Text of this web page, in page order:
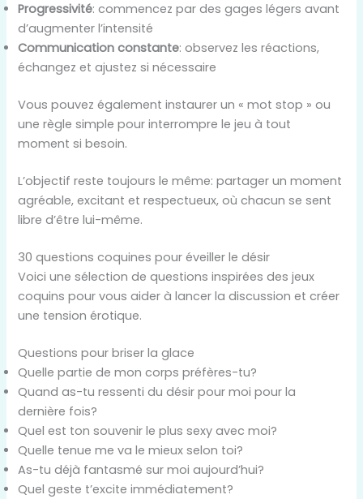
Progressivité: commencez par des gages légers avant
d’augmenter l’intensité
Communication constante: observez les réactions,
échangez et ajustez si nécessaire
Vous pouvez également instaurer un « mot stop » ou
une règle simple pour interrompre le jeu à tout
moment si besoin.
L’objectif reste toujours le même: partager un moment
agréable, excitant et respectueux, où chacun se sent
libre d’être lui-même.
30 questions coquines pour éveiller le désir
Voici une sélection de questions inspirées des jeux
coquins pour vous aider à lancer la discussion et créer
une tension érotique.
Questions pour briser la glace
Quelle partie de mon corps préfères-tu?
Quand as-tu ressenti du désir pour moi pour la
dernière fois?
Quel est ton souvenir le plus sexy avec moi?
Quelle tenue me va le mieux selon toi?
As-tu déjà fantasmé sur moi aujourd’hui?
Quel geste t’excite immédiatement?